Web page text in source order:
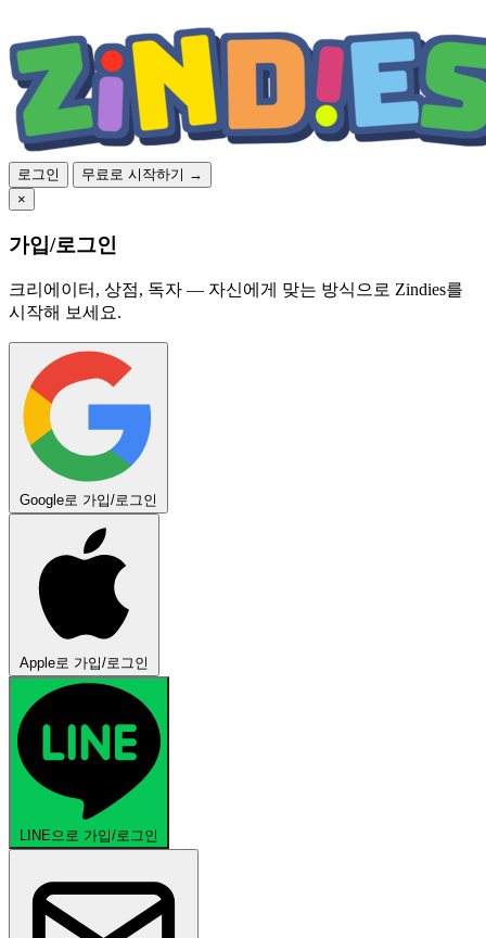
로그인
무료로 시작하기 →
×
가입/로그인
크리에이터, 상점, 독자 — 자신에게 맞는 방식으로 Zindies를
시작해 보세요.
Google로 가입/로그인
Apple로 가입/로그인
LINE으로 가입/로그인